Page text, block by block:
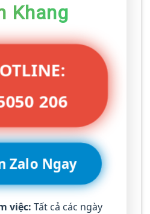
Khang
206
Zalo Ngay
việc: Tất cả các ngày